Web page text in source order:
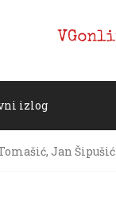
izlog
Jan